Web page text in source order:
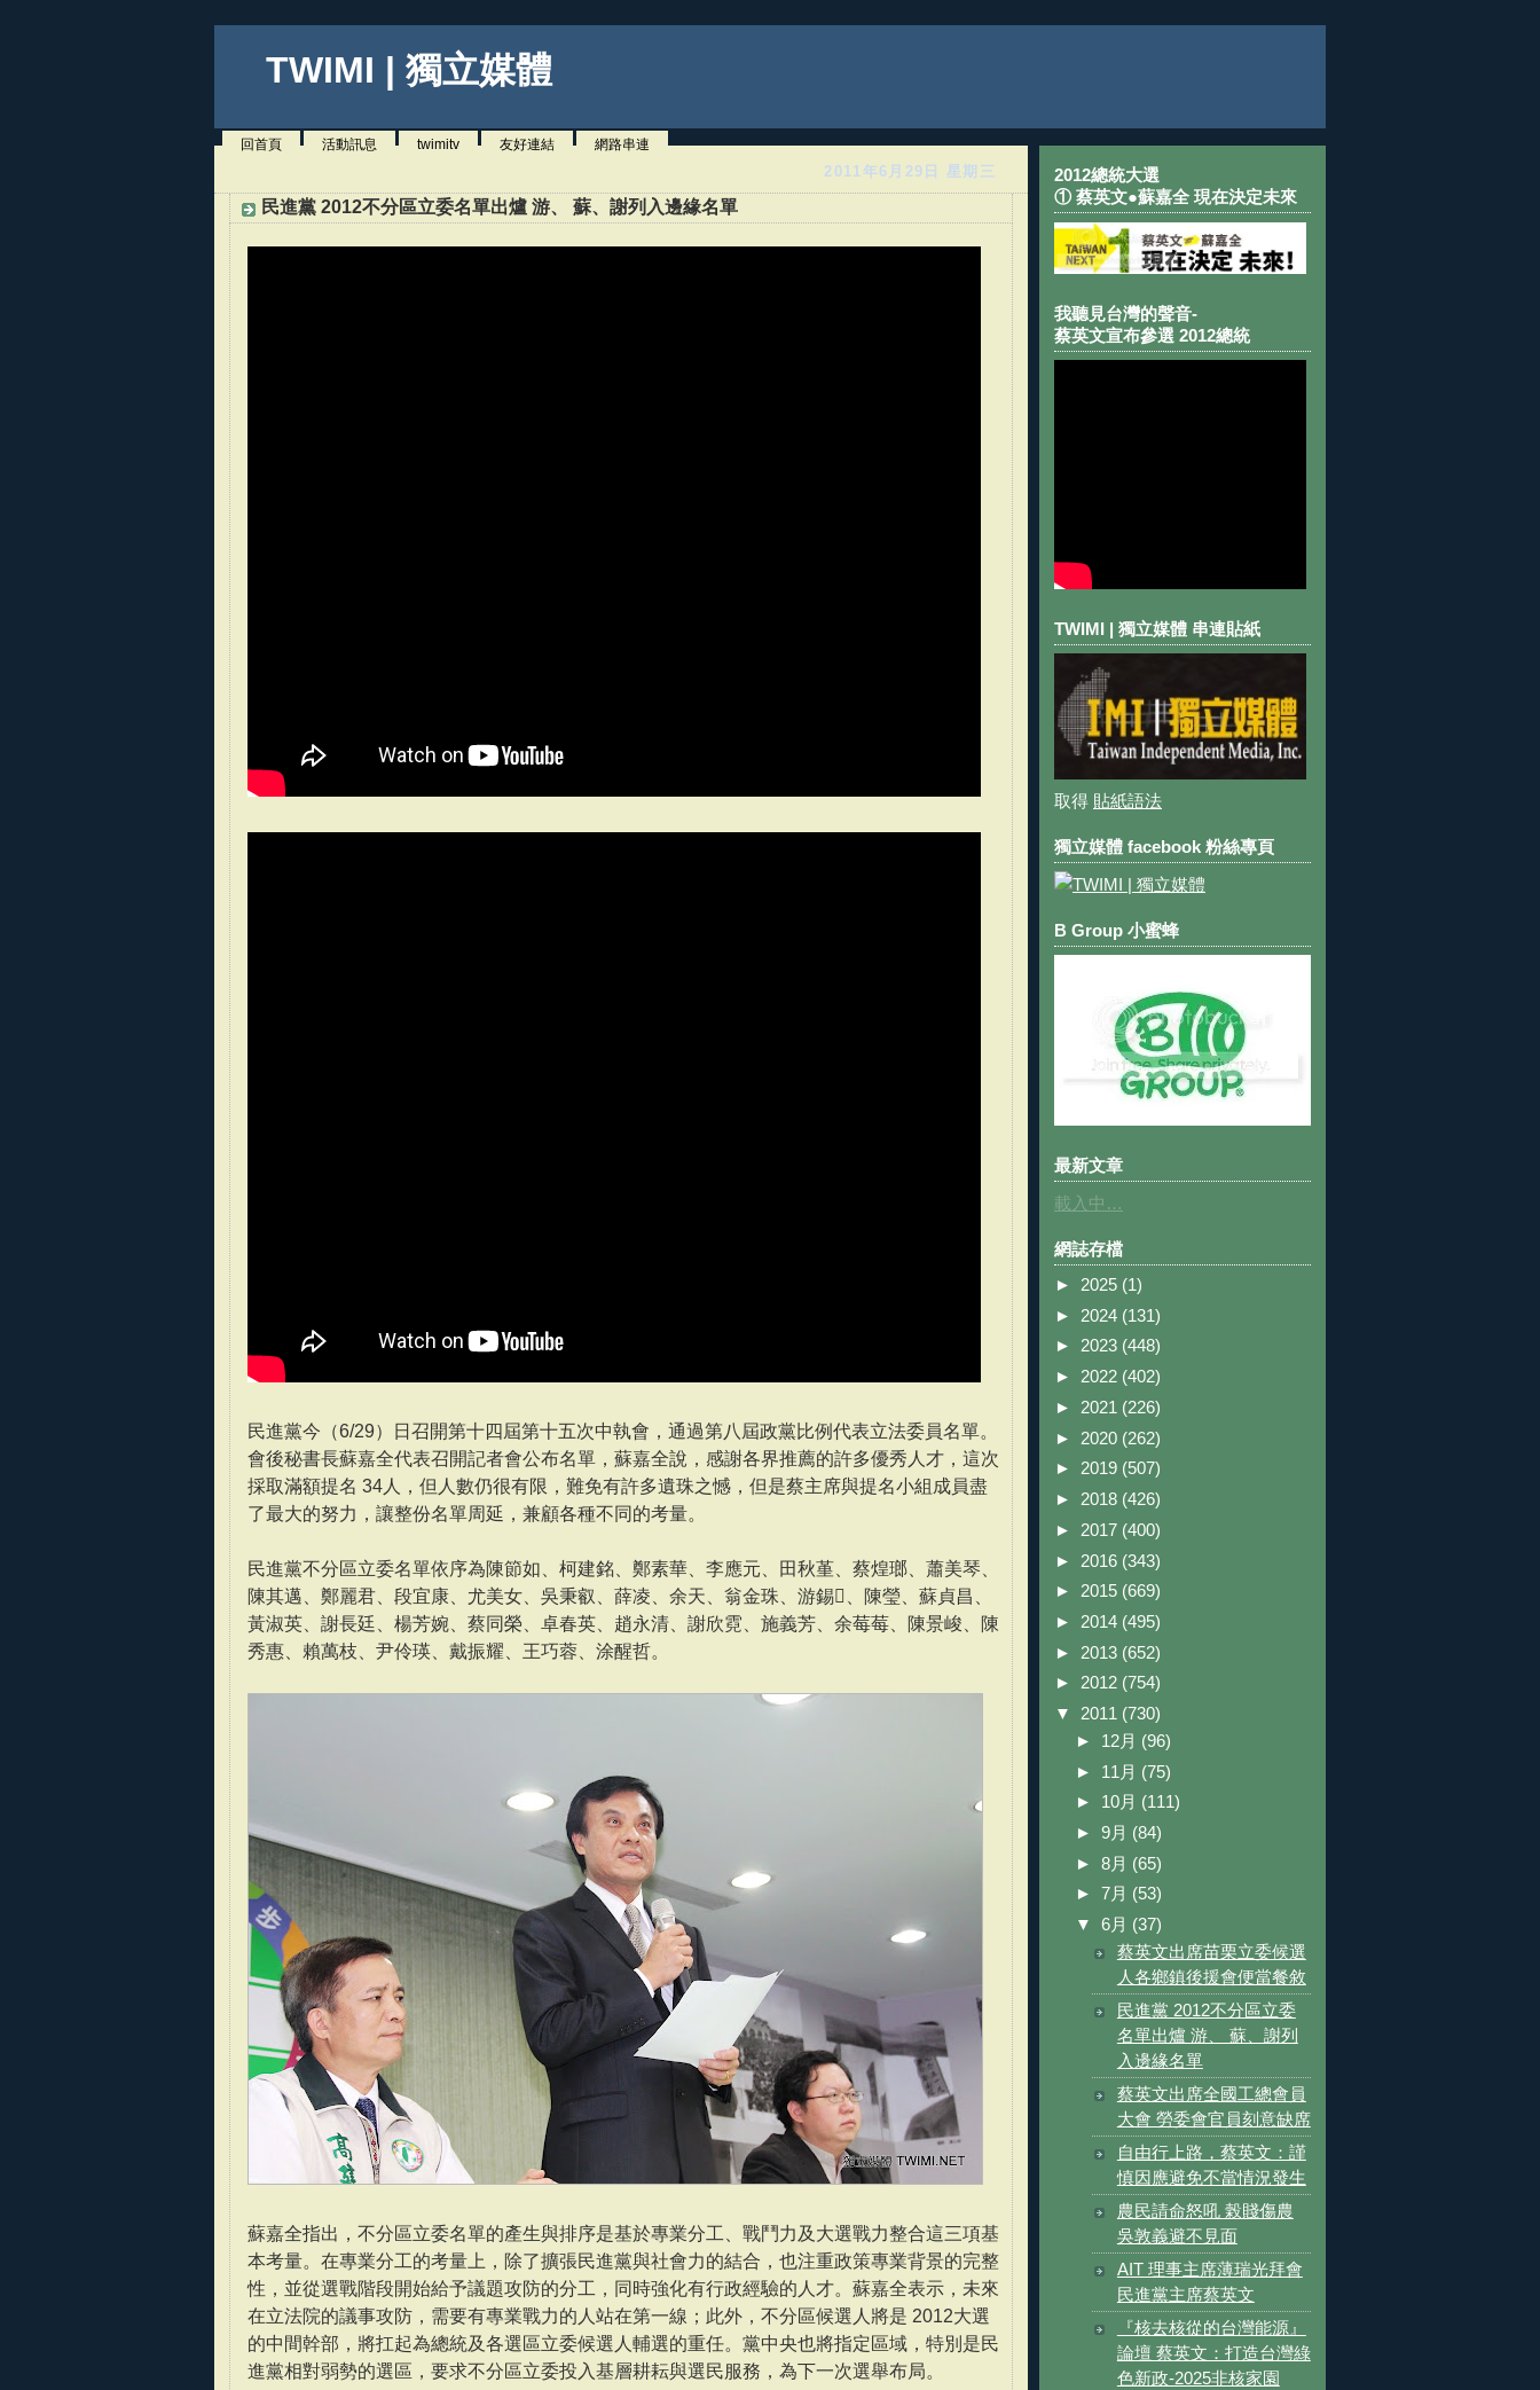
TWIMI | 獨立媒體
回首頁 活動訊息 twimitv 友好連結 網路串連
2011年6月29日 星期三
民進黨 2012不分區立委名單出爐 游、 蘇、謝列入邊緣名單
民進黨今（6/29）日召開第十四屆第十五次中執會，通過第八屆政黨比例代表立法委員名單。
會後秘書長蘇嘉全代表召開記者會公布名單，蘇嘉全說，感謝各界推薦的許多優秀人才，這次
採取滿額提名 34人，但人數仍很有限，難免有許多遺珠之憾，但是蔡主席與提名小組成員盡
了最大的努力，讓整份名單周延，兼顧各種不同的考量。
民進黨不分區立委名單依序為陳節如、柯建銘、鄭素華、李應元、田秋堇、蔡煌瑯、蕭美琴、
陳其邁、鄭麗君、段宜康、尤美女、吳秉叡、薛凌、余天、翁金珠、游錫、陳瑩、蘇貞昌、
黃淑英、謝長廷、楊芳婉、蔡同榮、卓春英、趙永清、謝欣霓、施義芳、余莓莓、陳景峻、陳
秀惠、賴萬枝、尹伶瑛、戴振耀、王巧蓉、涂醒哲。
蘇嘉全指出，不分區立委名單的產生與排序是基於專業分工、戰鬥力及大選戰力整合這三項基
本考量。在專業分工的考量上，除了擴張民進黨與社會力的結合，也注重政策專業背景的完整
性，並從選戰階段開始給予議題攻防的分工，同時強化有行政經驗的人才。蘇嘉全表示，未來
在立法院的議事攻防，需要有專業戰力的人站在第一線；此外，不分區候選人將是 2012大選
的中間幹部，將扛起為總統及各選區立委候選人輔選的重任。黨中央也將指定區域，特別是民
進黨相對弱勢的選區，要求不分區立委投入基層耕耘與選民服務，為下一次選舉布局。
2012總統大選
① 蔡英文●蘇嘉全 現在決定未來
我聽見台灣的聲音-
蔡英文宣布參選 2012總統
TWIMI | 獨立媒體 串連貼紙
取得 貼紙語法
獨立媒體 facebook 粉絲專頁
B Group 小蜜蜂
最新文章
載入中…
網誌存檔
► 2025 (1)
► 2024 (131)
► 2023 (448)
► 2022 (402)
► 2021 (226)
► 2020 (262)
► 2019 (507)
► 2018 (426)
► 2017 (400)
► 2016 (343)
► 2015 (669)
► 2014 (495)
► 2013 (652)
► 2012 (754)
▼ 2011 (730)
► 12月 (96)
► 11月 (75)
► 10月 (111)
► 9月 (84)
► 8月 (65)
► 7月 (53)
▼ 6月 (37)
蔡英文出席苗栗立委候選
人各鄉鎮後援會便當餐敘
民進黨 2012不分區立委
名單出爐 游、 蘇、謝列
入邊緣名單
蔡英文出席全國工總會員
大會 勞委會官員刻意缺席
自由行上路，蔡英文：謹
慎因應避免不當情況發生
農民請命怒吼 榖賤傷農
吳敦義避不見面
AIT 理事主席薄瑞光拜會
民進黨主席蔡英文
『核去核從的台灣能源』
論壇 蔡英文：打造台灣綠
色新政-2025非核家園